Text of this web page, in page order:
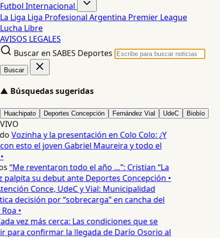
Futbol Internacional
La Liga Liga Profesional Argentina Premier League
Lucha Libre
AVISOS LEGALES
Buscar en SABES Deportes
Buscar
▲ Búsquedas sugeridas
Huachipato Deportes Concepción Fernández Vial UdeC Biobío
VIVO
Vozinha y la presentación en Colo Colo: ¿Y
esto el joven Gabriel Maureira y todo el
“Me reventaron todo el año …”: Cristian “La
palpita su debut ante Deportes Concepción •
Conce, UdeC y Vial: Municipalidad
decisión por “sobrecarga” en cancha del
•
vez más cerca: Las condiciones que se
para confirmar la llegada de Darío Osorio al